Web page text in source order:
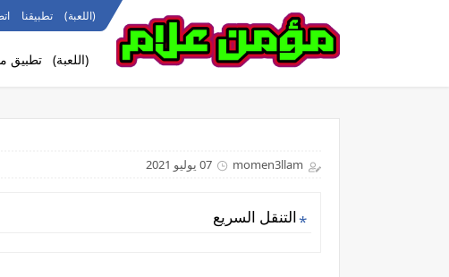
(اللعبة) تطبيقنا
(اللعبة) تطبيق
momen3llam 07 يوليو 2021
التنقل السريع